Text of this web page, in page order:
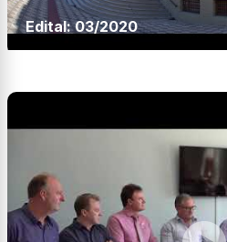
Edital: 03/2020